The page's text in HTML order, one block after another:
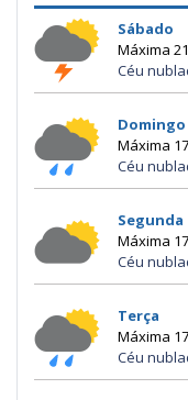
Sábado
Máxima
Céu
Domingo
Máxima
Céu
Segunda
Máxima
Céu
Terça
Máxima
Céu